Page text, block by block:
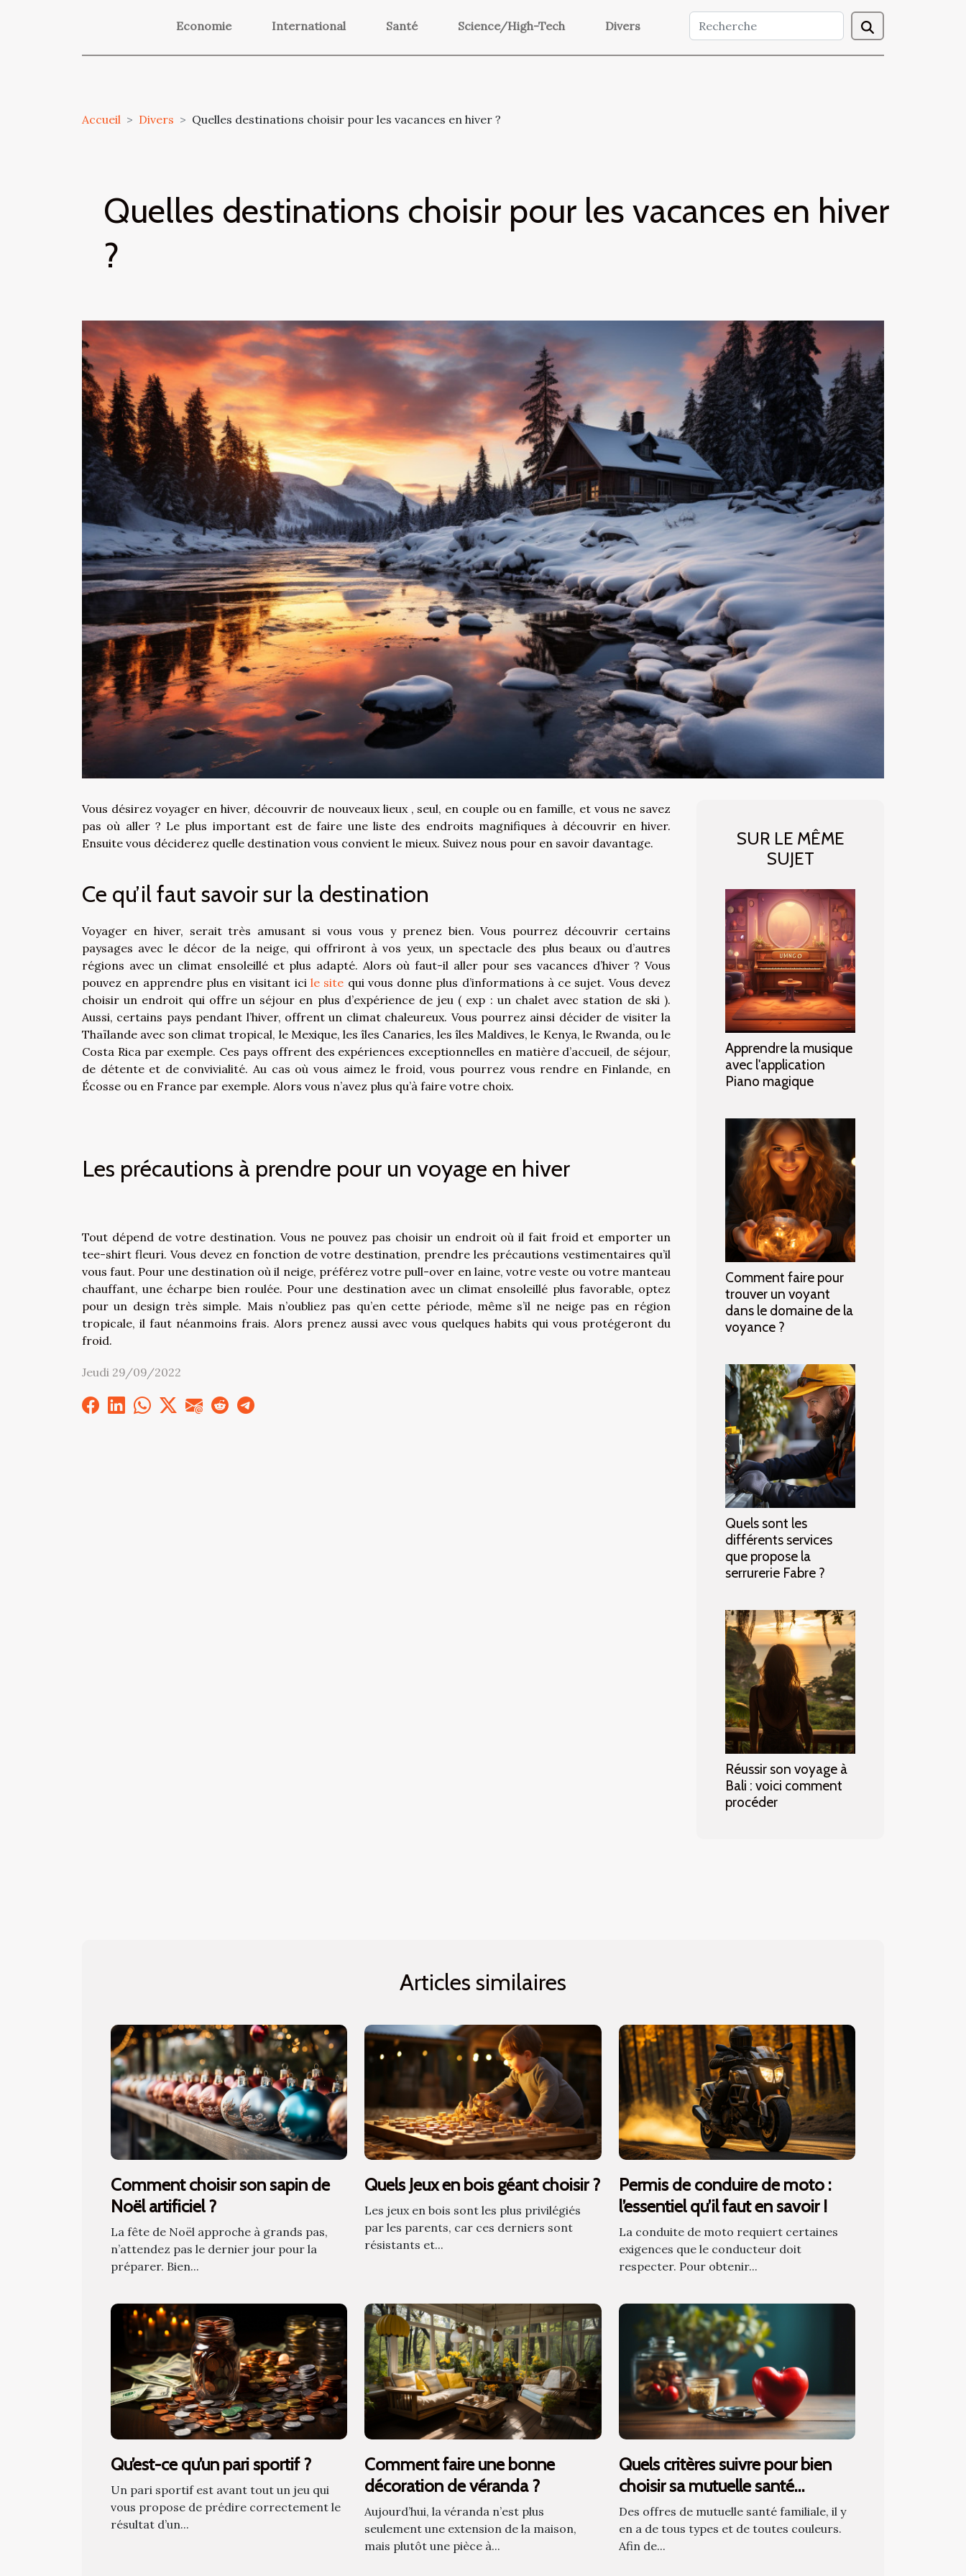
Economie International Santé Science/High-Tech Divers
Accueil Divers Quelles destinations choisir pour les vacances en hiver ?
Quelles destinations choisir pour les vacances en hiver
?
Vous désirez voyager en hiver, découvrir de nouveaux lieux , seul, en couple ou en famille, et vous ne savez
pas où aller ? Le plus important est de faire une liste des endroits magnifiques à découvrir en hiver.
Ensuite vous déciderez quelle destination vous convient le mieux. Suivez nous pour en savoir davantage.
Ce qu’il faut savoir sur la destination
Voyager en hiver, serait très amusant si vous vous y prenez bien. Vous pourrez découvrir certains
paysages avec le décor de la neige, qui offriront à vos yeux, un spectacle des plus beaux ou d’autres
régions avec un climat ensoleillé et plus adapté. Alors où faut-il aller pour ses vacances d’hiver ? Vous
pouvez en apprendre plus en visitant ici le site qui vous donne plus d’informations à ce sujet. Vous devez
choisir un endroit qui offre un séjour en plus d’expérience de jeu ( exp : un chalet avec station de ski ).
Aussi, certains pays pendant l’hiver, offrent un climat chaleureux. Vous pourrez ainsi décider de visiter la
Thaïlande avec son climat tropical, le Mexique, les îles Canaries, les îles Maldives, le Kenya, le Rwanda, ou le
Costa Rica par exemple. Ces pays offrent des expériences exceptionnelles en matière d’accueil, de séjour,
de détente et de convivialité. Au cas où vous aimez le froid, vous pourrez vous rendre en Finlande, en
Écosse ou en France par exemple. Alors vous n’avez plus qu’à faire votre choix.
Les précautions à prendre pour un voyage en hiver
Tout dépend de votre destination. Vous ne pouvez pas choisir un endroit où il fait froid et emporter un
tee-shirt fleuri. Vous devez en fonction de votre destination, prendre les précautions vestimentaires qu’il
vous faut. Pour une destination où il neige, préférez votre pull-over en laine, votre veste ou votre manteau
chauffant, une écharpe bien roulée. Pour une destination avec un climat ensoleillé plus favorable, optez
pour un design très simple. Mais n’oubliez pas qu’en cette période, même s’il ne neige pas en région
tropicale, il faut néanmoins frais. Alors prenez aussi avec vous quelques habits qui vous protégeront du
froid.
Jeudi 29/09/2022
SUR LE MÊME
SUJET
Apprendre la musique
avec l'application
Piano magique
Comment faire pour
trouver un voyant
dans le domaine de la
voyance ?
Quels sont les
différents services
que propose la
serrurerie Fabre ?
Réussir son voyage à
Bali : voici comment
procéder
Articles similaires
Comment choisir son sapin de
Noël artificiel ?
La fête de Noël approche à grands pas,
n’attendez pas le dernier jour pour la
préparer. Bien...
Quels Jeux en bois géant choisir ?
Les jeux en bois sont les plus privilégiés
par les parents, car ces derniers sont
résistants et...
Permis de conduire de moto :
l’essentiel qu’il faut en savoir !
La conduite de moto requiert certaines
exigences que le conducteur doit
respecter. Pour obtenir...
Qu’est-ce qu’un pari sportif ?
Un pari sportif est avant tout un jeu qui
vous propose de prédire correctement le
résultat d’un...
Comment faire une bonne
décoration de véranda ?
Aujourd’hui, la véranda n’est plus
seulement une extension de la maison,
mais plutôt une pièce à...
Quels critères suivre pour bien
choisir sa mutuelle santé
familiale ?
Des offres de mutuelle santé familiale, il y
en a de tous types et de toutes couleurs.
Afin de...